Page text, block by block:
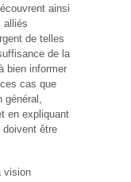
ainsi
alliés
de telles
de la
bien informer
cas que
en expliquant
être
vision